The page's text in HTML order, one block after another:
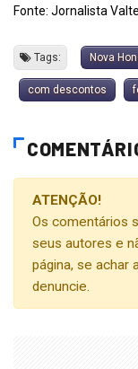
Fonte: Jornalista
Tags: Nova
com descontos
ATENÇÃO!
Os comentários
seus autores e
página, se achar
denuncie.